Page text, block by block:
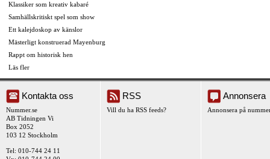
Klassiker som kreativ kabaré
Samhällskritiskt spel som show
Ett kalejdoskop av känslor
Mästerligt konstruerad Mayenburg
Rappt om historisk hen
Läs fler
Kontakta oss
Nummer.se
AB Tidningen Vi
Box 2052
103 12 Stockholm
Tel: 010-744 24 11
RSS
Vill du ha RSS feeds?
Annonsera
Annonsera på